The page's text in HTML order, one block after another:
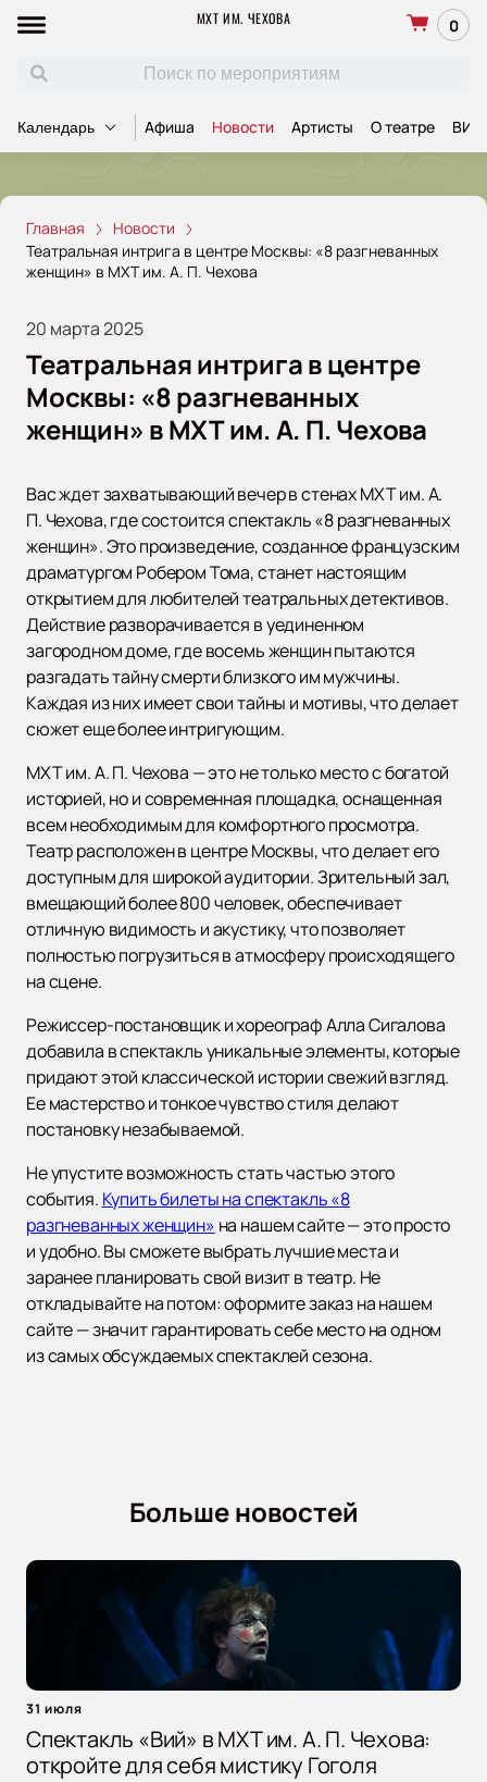
МХТ ИМ. ЧЕХОВА 0
Календарь Афиша Новости Артисты О театре ВИП
Главная
Новости
Театральная интрига в центре Москвы: «8 разгневанных
женщин» в МХТ им. А. П. Чехова
20 марта 2025
Театральная интрига в центре
Москвы: «8 разгневанных
женщин» в МХТ им. А. П. Чехова
Вас ждет захватывающий вечер в стенах МХТ им. А.
П. Чехова, где состоится спектакль «8 разгневанных
женщин». Это произведение, созданное французским
драматургом Робером Тома, станет настоящим
открытием для любителей театральных детективов.
Действие разворачивается в уединенном
загородном доме, где восемь женщин пытаются
разгадать тайну смерти близкого им мужчины.
Каждая из них имеет свои тайны и мотивы, что делает
сюжет еще более интригующим.
МХТ им. А. П. Чехова — это не только место с богатой
историей, но и современная площадка, оснащенная
всем необходимым для комфортного просмотра.
Театр расположен в центре Москвы, что делает его
доступным для широкой аудитории. Зрительный зал,
вмещающий более 800 человек, обеспечивает
отличную видимость и акустику, что позволяет
полностью погрузиться в атмосферу происходящего
на сцене.
Режиссер-постановщик и хореограф Алла Сигалова
добавила в спектакль уникальные элементы, которые
придают этой классической истории свежий взгляд.
Ее мастерство и тонкое чувство стиля делают
постановку незабываемой.
Не упустите возможность стать частью этого
события. Купить билеты на спектакль «8
разгневанных женщин» на нашем сайте — это просто
и удобно. Вы сможете выбрать лучшие места и
заранее планировать свой визит в театр. Не
откладывайте на потом: оформите заказ на нашем
сайте — значит гарантировать себе место на одном
из самых обсуждаемых спектаклей сезона.
Больше новостей
31 июля
Спектакль «Вий» в МХТ им. А. П. Чехова:
откройте для себя мистику Гоголя